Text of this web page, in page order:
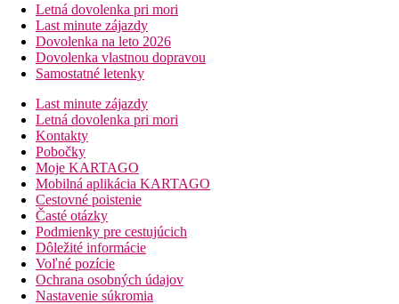
400 m
Vzdialenosť k pláži
Pláž
Ležadla na pláži za poplatok
Slnečníky na pláži za poplatok
Plážová dovolenka
Fotogaléria
Letná dovolenka pri mori
Last minute zájazdy
Dovolenka na leto 2026
Dovolenka vlastnou dopravou
Samostatné letenky
Last minute zájazdy
Letná dovolenka pri mori
Kontakty
Pobočky
Moje KARTAGO
Mobilná aplikácia KARTAGO
Cestovné poistenie
Časté otázky
Podmienky pre cestujúcich
Dôležité informácie
Voľné pozície
Ochrana osobných údajov
Nastavenie súkromia